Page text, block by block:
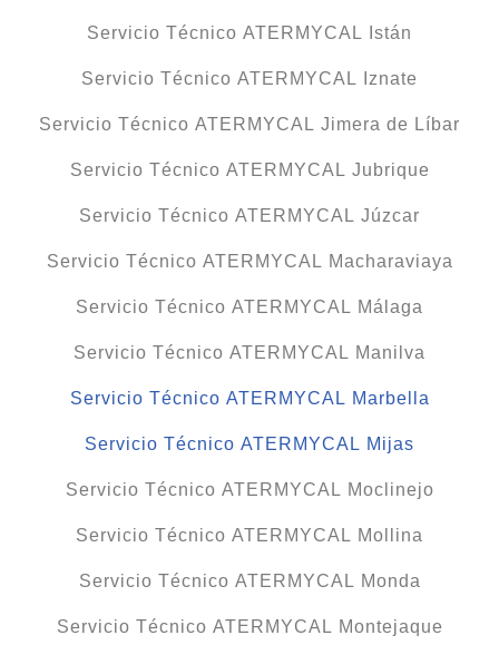
Servicio Técnico ATERMYCAL Istán
Servicio Técnico ATERMYCAL Iznate
Servicio Técnico ATERMYCAL Jimera de Líbar
Servicio Técnico ATERMYCAL Jubrique
Servicio Técnico ATERMYCAL Júzcar
Servicio Técnico ATERMYCAL Macharaviaya
Servicio Técnico ATERMYCAL Málaga
Servicio Técnico ATERMYCAL Manilva
Servicio Técnico ATERMYCAL Marbella
Servicio Técnico ATERMYCAL Mijas
Servicio Técnico ATERMYCAL Moclinejo
Servicio Técnico ATERMYCAL Mollina
Servicio Técnico ATERMYCAL Monda
Servicio Técnico ATERMYCAL Montejaque